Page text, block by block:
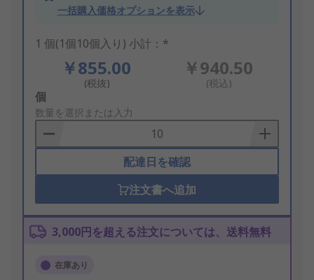
一括購入価格オプションを表示
1 個(1個10個入り) 小計：*
￥855.00
(税抜)
￥940.50
(税込)
Add
to
Basket
個
数量を選択または入力
配達日を確認
注文書へ追加
3,000円を超える注文については、送料無料
在庫あり